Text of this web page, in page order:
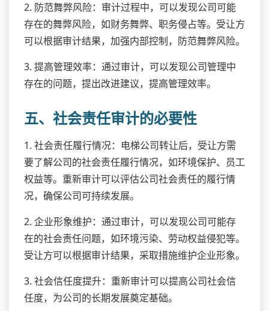
2. 防范舞弊风险：审计过程中，可以发现公司可能
存在的舞弊风险，如财务舞弊、职务侵占等。受让方
可以根据审计结果，加强内部控制，防范舞弊风险。
3. 提高管理效率：通过审计，可以发现公司管理中
存在的问题，提出改进建议，提高管理效率。
五、社会责任审计的必要性
1. 社会责任履行情况：电梯公司转让后，受让方需
要了解公司的社会责任履行情况，如环境保护、员工
权益等。重新审计可以评估公司社会责任的履行情
况，确保公司可持续发展。
2. 企业形象维护：通过审计，可以发现公司可能存
在的社会责任问题，如环境污染、劳动权益侵犯等。
受让方可以根据审计结果，采取措施维护企业形象。
3. 社会信任度提升：重新审计可以提高公司社会信
任度，为公司的长期发展奠定基础。